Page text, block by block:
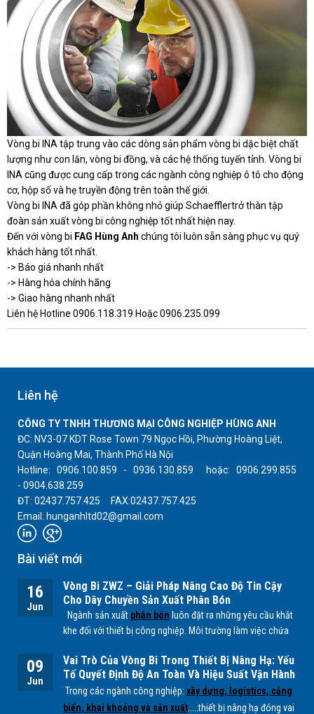
Vòng bi INA tập trung vào các dòng sản phẩm vòng bi dặc biệt chất
lượng như con lăn, vòng bi đồng, và các hệ thống tuyến tỉnh. Vòng bi
INA cũng được cung cấp trong các ngành công nghiệp ô tô cho động
cơ, hộp số và hẹ truyền động trên toàn thế giới.
Vòng bi INA đã góp phần không nhỏ giúp Schaefflertrở thàn tập
đoàn sản xuất vòng bi công nghiệp tốt nhất hiện nay.
Đến với vòng bi FAG Hùng Anh chúng tôi luôn sẵn sàng phục vụ quý
khách hàng tốt nhất.
-> Báo giá nhanh nhất
-> Hàng hóa chính hãng
-> Giao hàng nhanh nhất
Liên hệ Hotline 0906.118.319 Hoặc 0906.235.099
Liên hệ
CÔNG TY TNHH THƯƠNG MẠI CÔNG NGHIỆP HÙNG ANH
ĐC: NV3-07 KDT Rose Town 79 Ngọc Hồi, Phường Hoàng Liệt,
Quận Hoàng Mai, Thành Phố Hà Nội
Hotline: 0906.100.859 - 0936.130.859 hoặc: 0906.299.855
- 0904.638.259
ĐT: 02437.757.425 FAX:02437.757.425
Email: hunganhltd02@gmail.com
Bài viết mới
16
Jun
Vòng Bi ZWZ – Giải Pháp Nâng Cao Độ Tin Cậy
Cho Dây Chuyền Sản Xuất Phân Bón
Ngành sản xuất phân bón luôn đặt ra những yêu cầu khắt
khe đối với thiết bị công nghiệp. Môi trường làm việc chứa
quá trình sản xuấtNPK, lân, đạm... có thể ảnh hưởng trực
tiếp đến tuổi thọ của các bộ phận cơ khí, đặc biệt làvòng
bi.
09
Jun
Vai Trò Của Vòng Bi Trong Thiết Bị Nâng Hạ: Yếu
Tố Quyết Định Độ An Toàn Và Hiệu Suất Vận Hành
Trong các ngành công nghiệp: xây dựng, logistics, cảng
biển, khai khoáng và sản xuất .....thiết bị nâng hạ đóng vai